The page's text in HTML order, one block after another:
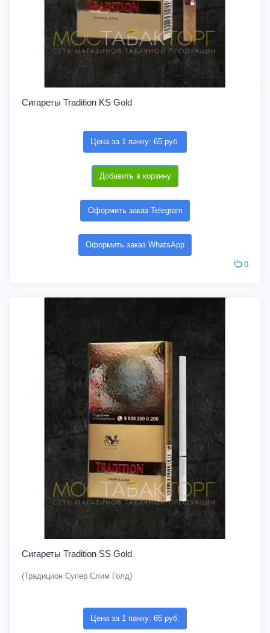
Сигареты Tradition KS Gold
Цена за 1 пачку: 65 руб.
Добавить в корзину
Оформить заказ Telegram
Оформить заказ WhatsApp
0
Сигареты Tradition SS Gold
(Традицион Супер Слим Голд)
Цена за 1 пачку: 65 руб.